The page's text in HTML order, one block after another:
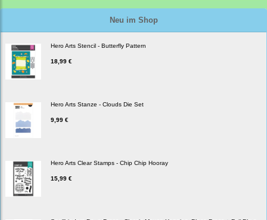
Neu im Shop
Hero Arts Stencil - Butterfly Pattern
18,99 €
Hero Arts Stanze - Clouds Die Set
9,99 €
Hero Arts Clear Stamps - Chip Chip Hooray
15,99 €